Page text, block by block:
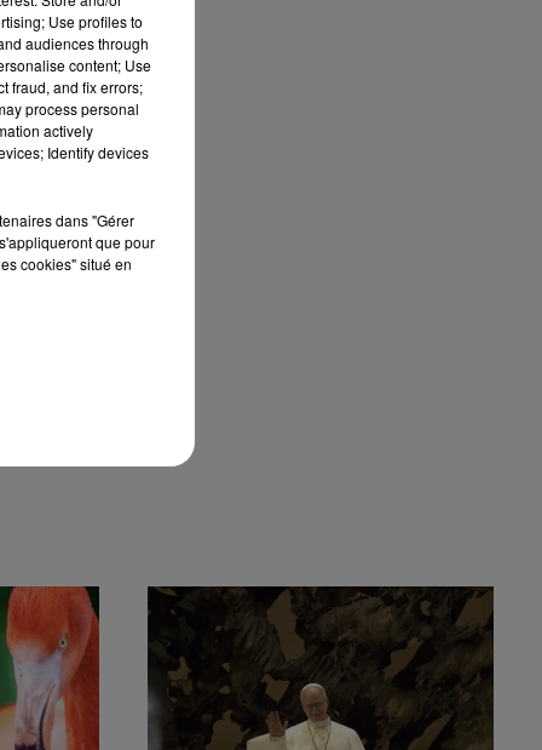
Use profiles to
audiences through
content; Use
fraud, and fix errors;
process personal
actively
Identify devices
dans "Gérer
que pour
cookies" situé en